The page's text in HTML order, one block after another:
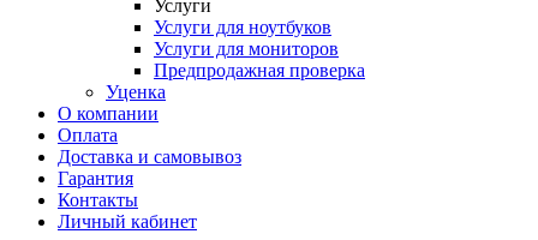
Услуги
Услуги для ноутбуков
Услуги для мониторов
Предпродажная проверка
Уценка
О компании
Оплата
Доставка и самовывоз
Гарантия
Контакты
Личный кабинет